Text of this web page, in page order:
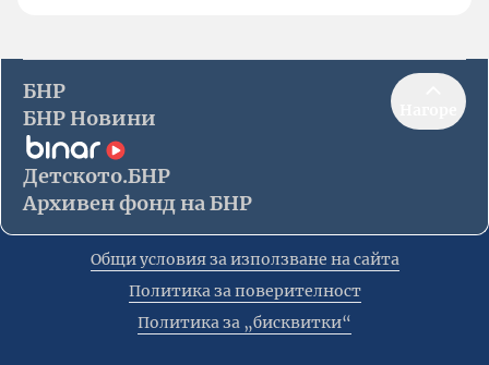
БНР
БНР Новини
Детското.БНР
Архивен фонд на БНР
Общи условия за използване на сайта
Политика за поверителност
Политика за „бисквитки“